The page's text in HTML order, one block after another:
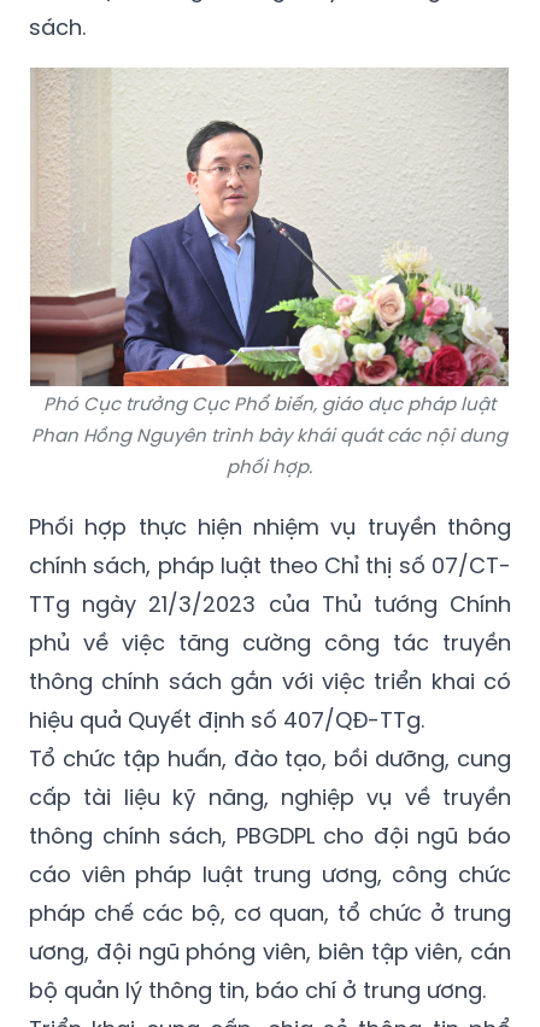
Phó Cục trưởng Cục Phổ biến, giáo dục pháp luật
Phan Hồng Nguyên trình bày khái quát các nội dung
phối hợp.
Phối hợp thực hiện nhiệm vụ truyền thông
TTg ngày 21/3/2023 của Thủ tướng Chính
phủ về việc tăng cường công tác truyền
thông chính sách gắn với việc triển khai có
hiệu quả Quyết định số 407/QĐ-TTg.
Tổ chức tập huấn, đào tạo, bồi dưỡng, cung
cấp tài liệu kỹ năng, nghiệp vụ về truyền
thông chính sách, PBGDPL cho đội ngũ báo
cáo viên pháp luật trung ương, công chức
pháp chế các bộ, cơ quan, tổ chức ở trung
ương, đội ngũ phóng viên, biên tập viên, cán
bộ quản lý thông tin, báo chí ở trung ương.
Triển khai cung cấp, chia sẻ thông tin phổ
biến, truyền thông chính sách pháp luật trên